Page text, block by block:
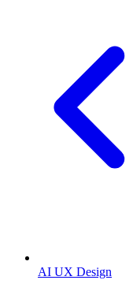
AI UX Design